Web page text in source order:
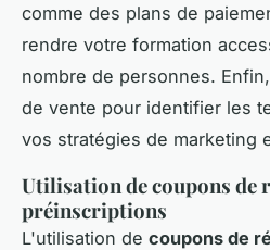
comme des plans de
rendre votre formation
nombre de personnes.
de vente pour identifier les
vos stratégies de marketing
Utilisation de coupons de
préinscriptions
L'utilisation de coupons de